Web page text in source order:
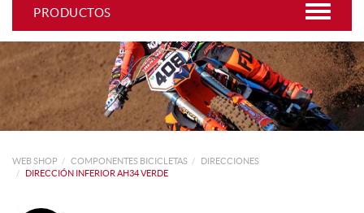
PRODUCTOS
WEB SHOP COMPONENTES BICICLETAS
DIRECCIONES
DIRECCIÓN INFERIOR AH34 VERDE